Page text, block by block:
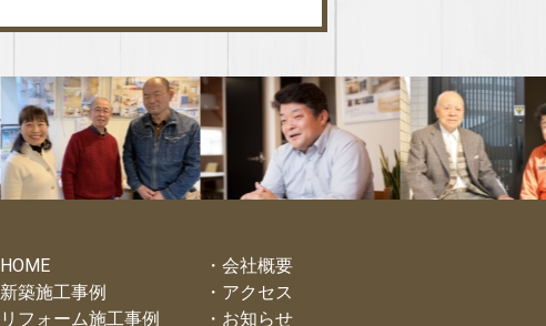
HOME
新築施工事例
リフォーム施工事例
会社概要
アクセス
お知らせ